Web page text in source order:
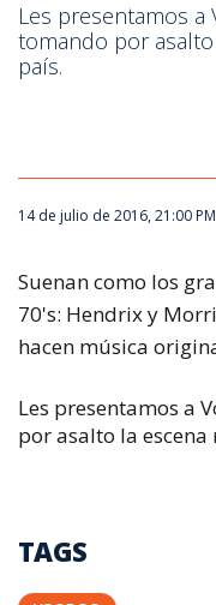
Les presentamos a
tomando por
país.
14 de julio de 2016, 21:00 PM
Suenan como los
70's: Hendrix y
hacen música
Les presentamos a
por asalto la
TAGS